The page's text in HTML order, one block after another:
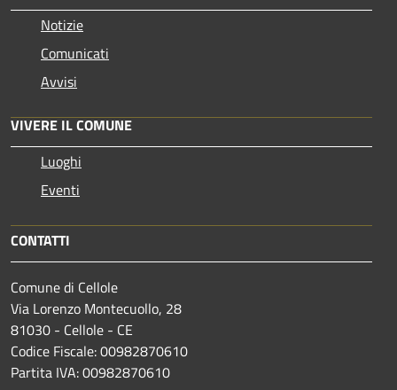
Notizie
Comunicati
Avvisi
VIVERE IL COMUNE
Luoghi
Eventi
CONTATTI
Comune di Cellole
Via Lorenzo Montecuollo, 28
81030 - Cellole - CE
Codice Fiscale: 00982870610
Partita IVA: 00982870610